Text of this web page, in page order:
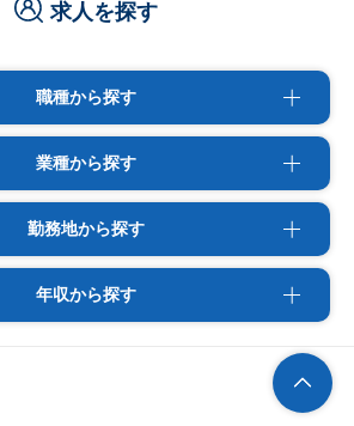
求人を探す
職種から探す
業種から探す
勤務地から探す
年収から探す